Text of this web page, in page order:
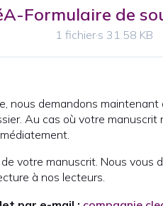
Formulaire de
1 fichier·s 31.58 KB
nous demandons
Au cas où votre
votre manuscrit. Nous
à nos lecteurs.